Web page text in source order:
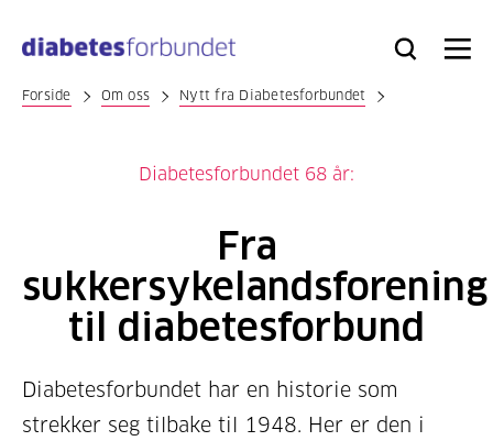
hovedinnhold
Bli
Logg
Søk Meny
Forside Om oss Nytt fra Diabetesforbundet
Diabetesforbundet 68 år:
Fra
sukkersykelandsforening
til diabetesforbund
Diabetesforbundet har en historie som
strekker seg tilbake til 1948. Her er den i